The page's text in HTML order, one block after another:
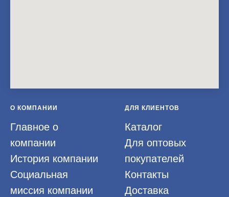
О КОМПАНИИ
Главное о
компании
История компании
Социальная
миссия компании
ДЛЯ КЛИЕНТОВ
Каталог
Для оптовых
покупателей
Контакты
Доставка